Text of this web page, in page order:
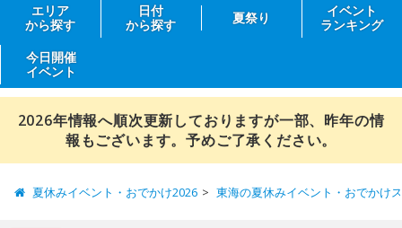
エリア
から探す
日付
から探す
夏祭り
イベント
ランキング
今日開催
イベント
2026年情報へ順次更新しておりますが一部、昨年の情
報もございます。予めご了承ください。
夏休みイベント・おでかけ2026 東海の夏休みイベント・おでかけ